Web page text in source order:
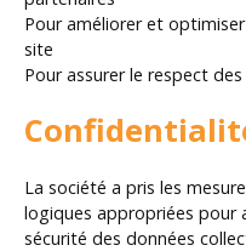
Pour améliorer et
site
Pour assurer le respect
La société a pris les
logiques appropriées pour
sécurité des données